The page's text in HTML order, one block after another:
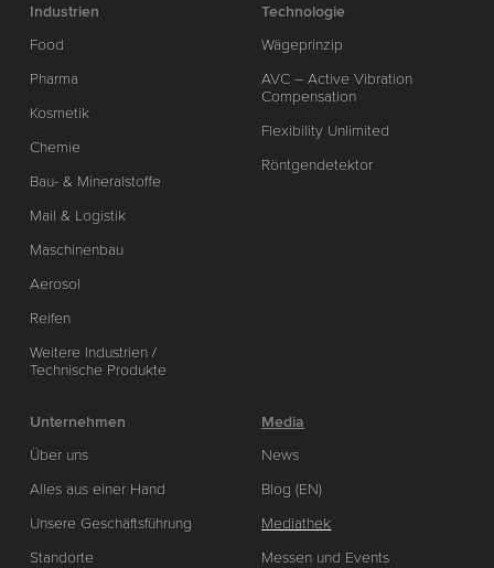
Industrien
Food
Pharma
Kosmetik
Chemie
Bau- & Mineralstoffe
Mail & Logistik
Maschinenbau
Aerosol
Reifen
Weitere Industrien /
Technische Produkte
Technologie
Wägeprinzip
AVC – Active Vibration
Compensation
Flexibility Unlimited
Röntgendetektor
Unternehmen
Über uns
Alles aus einer Hand
Unsere Geschäftsführung
Standorte
Media
News
Blog (EN)
Mediathek
Messen und Events